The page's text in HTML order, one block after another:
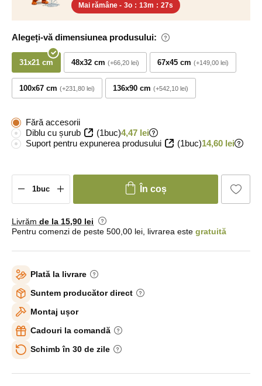
Mai rămâne - 3o : 13m : 26s
Alegeți-vă dimensiunea produsului:
31x21 cm 48x32 cm +66,20 lei 67x45 cm +149,00 lei
100x67 cm +231,80 lei 136x90 cm +542,10 lei
Fără accesorii
Diblu cu șurub
(1buc)4,47 lei
Suport pentru expunerea produsului
(1buc)14,60 lei
În coș
Livrăm de la 15,90 lei
Pentru comenzi de peste 500,00 lei, livrarea este gratuită
Plată la livrare
Suntem producător direct
Montaj ușor
Cadouri la comandă
Schimb în 30 de zile